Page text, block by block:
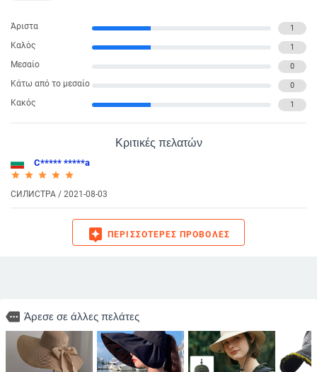
Άριστα 1
Καλός 1
Μεσαίο 0
Κάτω από το μεσαίο 0
Κακός 1
Κριτικές πελατών
С***** *****а
star_rate
star_rate
star_rate
star_rate
star_rate
СИЛИСТРА / 2021-08-03
assistant ΠΕΡΙΣΣΌΤΕΡΕΣ ΠΡΟΒΟΛΈΣ
more Άρεσε σε άλλες πελάτες